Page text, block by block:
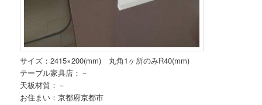
サイズ：2415×200(mm) 丸角1ヶ所のみR40(mm)
テーブル家具店：－
天板材質：－
お住まい：京都府京都市